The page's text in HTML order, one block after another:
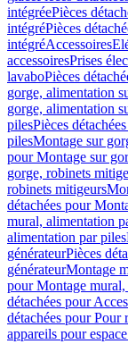
intégréePièces
intégréPièces
intégréAccessoires
accessoiresPrises
lavaboPièces
gorge, alimentation
gorge, alimentation
pilesPièces
pilesMontage sur
pour Montage sur
gorge, robinets
robinets mitigeurs
détachées pour
mural, alimentation
alimentation par piles
générateurPièces
générateurMontage
pour Montage
détachées pour
détachées pour Pour
appareils pour